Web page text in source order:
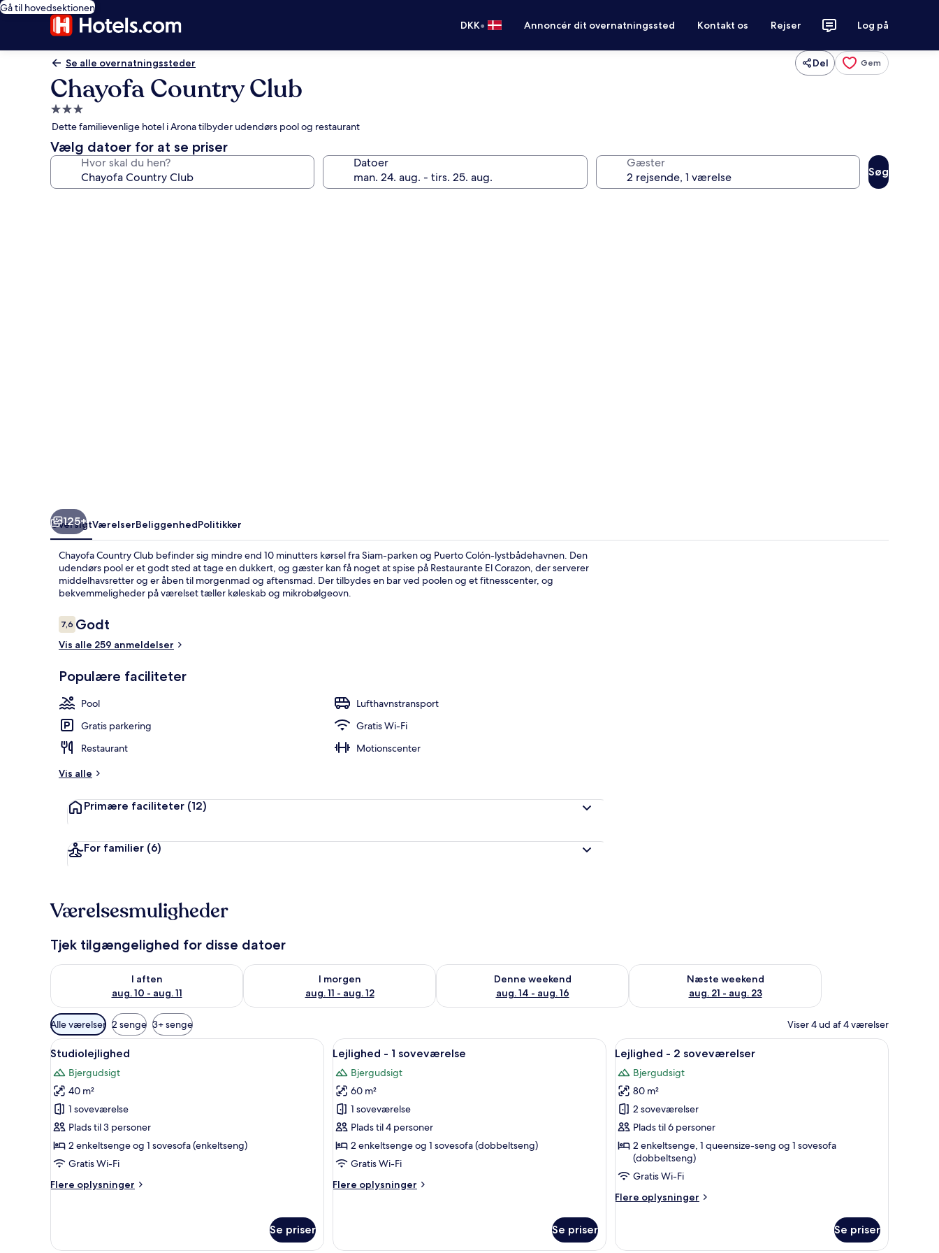
Gå til hovedsektionen
DKK• Annoncér dit overnatningssted Kontakt os Rejser Log på
Se alle overnatningssteder Del Gem
Chayofa Country Club
3.0-
stjernet
overnatningssted
Dette familievenlige hotel i Arona tilbyder udendørs pool og restaurant
Vælg datoer for at se priser
Hvor skal du hen? Datoer Gæster
Søg
125+
OversigtVærelserBeliggenhedPolitikker
Chayofa Country Club befinder sig mindre end 10 minutters kørsel fra Siam-parken og Puerto Colón-lystbådehavnen. Den
udendørs pool er et godt sted at tage en dukkert, og gæster kan få noget at spise på Restaurante El Corazon, der serverer
middelhavsretter og er åben til morgenmad og aftensmad. Der tilbydes en bar ved poolen og et fitnesscenter, og
bekvemmeligheder på værelset tæller køleskab og mikrobølgeovn.
Anmeldelser
7,67,6 ud af 10.
Godt
Vis alle 259 anmeldelser
Populære faciliteter
Pool
Lufthavnstransport
Gratis parkering
Gratis Wi-Fi
Restaurant
Motionscenter
Vis alle
Primære faciliteter (12)
For familier (6)
Værelsesmuligheder
Tjek tilgængelighed for disse datoer
I aften
aug. 10 - aug. 11
Tjek tilgængelighed for i aften aug. 10 - aug. 11
I morgen
aug. 11 - aug. 12
Tjek tilgængelighed for i morgen aug. 11 - aug. 12
Denne weekend
aug. 14 - aug. 16
Tjek tilgængelighed for denne weekend aug. 14 - aug. 16
Næste weekend
aug. 21 - aug. 23
Tjek tilgængelighed for næste weekend aug. 21 - aug. 23
Tilgængelige
filtre
for
Alle værelser 2 senge 3+ senge Viser 4 ud af 4 værelser
Indlæs
alle
billeder
af
Studiolejlighed
Studiolejlighed | 1 soveværelse, pengeskab på værelset, mørklægningsgardiner
7
Studiolejlighed
Bjergudsigt
40 m²
1 soveværelse
Plads til 3 personer
2 enkeltsenge og 1 sovesofa (enkeltseng)
Gratis Wi-Fi
Flere oplysninger
Flere
Se priser
Indlæs
alle
billeder
af
Lejlighed
-
1
soveværelse
26-tommers tv med satellitkanaler
7
Lejlighed - 1 soveværelse
Bjergudsigt
60 m²
1 soveværelse
Plads til 4 personer
2 enkeltsenge og 1 sovesofa (dobbeltseng)
Gratis Wi-Fi
Flere oplysninger
Flere
1
Se priser
Indlæs
alle
billeder
af
Lejlighed
-
2
soveværelser
Lejlighed - 2 soveværelser |
9
Lejlighed - 2 soveværelser
Bjergudsigt
80 m²
2 soveværelser
Plads til 6 personer
2 enkeltsenge, 1 queensize-seng og 1 sovesofa
(dobbeltseng)
Gratis Wi-Fi
Flere oplysninger
Flere
-
Se priser